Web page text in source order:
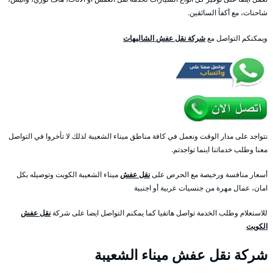
شاحنات، مع أكفأ السائقين.
ويمكنكم التواصل معشركة نقل عفش الشاليهات
نتواجد على مدار الوقت ونعمل في كافة مناطق ميناء الشعيبة لذلك لا تأخروا في التواصل
معنا وطلب خدماتنا اينما تواجدتم.
أسعار منافسة ورخيصة مع الحرص علىنقل عفشميناء الشعيبة الكويت وتوصيله بكل
امان، عمال مهرة من جنسيات عربية أو اجنبية
للاستعلام وطلب الخدمة تواصل هاتفيا كما يمكنم التواصل ايضا على شركةنقل عفش
الكويت
شركة نقل عفش ميناء الشعيبة